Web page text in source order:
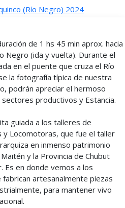
(Río Negro) 2024
de 1 hs 45 min aprox. hacia
Negro (ida y vuelta). Durante el
en el puente que cruza el Río
la fotografía típica de nuestra
podrán apreciar el hermoso
productivos y Estancia.
guiada a los talleres de
y Locomotoras, que fue el taller
en inmenso patrimonio
y la Provincia de Chubut
Es en donde vemos a los
artesanalmente piezas
para mantener vivo